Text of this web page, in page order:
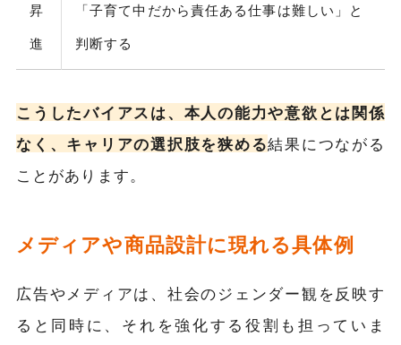
昇
進
「子育て中だから責任ある仕事は難しい」と
判断する
こうしたバイアスは、本人の能力や意欲とは関係
なく、キャリアの選択肢を狭める結果につながる
ことがあります。
メディアや商品設計に現れる具体例
広告やメディアは、社会のジェンダー観を反映す
ると同時に、それを強化する役割も担っていま